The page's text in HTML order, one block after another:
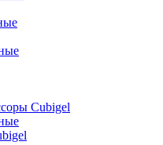
Cubigel